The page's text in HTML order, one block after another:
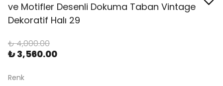
ve Motifler Desenli Dokuma Taban Vintage
Dekoratif Halı 29
₺ 4,000.00
₺ 3,560.00
Renk